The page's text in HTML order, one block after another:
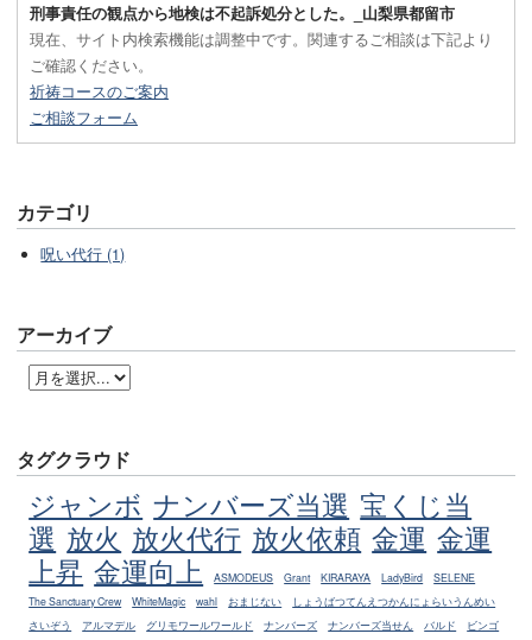
刑事責任の観点から地検は不起訴処分とした。_山梨県都留市
現在、サイト内検索機能は調整中です。関連するご相談は下記より
ご確認ください。
祈祷コースのご案内
ご相談フォーム
カテゴリ
呪い代行 (1)
アーカイブ
タグクラウド
ジャンボ ナンバーズ当選 宝くじ当
選 放火 放火代行 放火依頼 金運 金運
上昇 金運向上 ASMODEUS Grant KIRARAYA LadyBird
SELENE
The Sanctuary Crew
WhiteMagic wahl おまじない
しょうばつてんえつかんにょらいうんめい
さいぞう
アルマデル グリモワールワールド ナンバーズ ナンバーズ当せん バルド
ビンゴ